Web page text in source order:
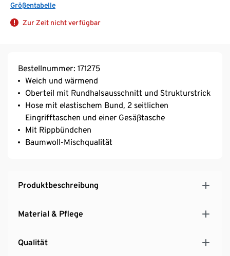
Größentabelle
Zur Zeit nicht verfügbar
Bestellnummer: 171275
Weich und wärmend
Oberteil mit Rundhalsausschnitt und Strukturstrick
Hose mit elastischem Bund, 2 seitlichen
Eingrifftaschen und einer Gesäßtasche
Mit Rippbündchen
Baumwoll-Mischqualität
Produktbeschreibung
Material & Pflege
Qualität